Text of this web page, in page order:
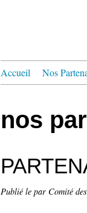
Accueil Nos
nos
Publié le par Comité